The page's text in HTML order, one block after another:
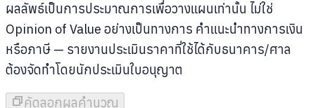
ผลลัพธ์เป็นการประมาณการเพื่อวางแผนเท่านั้น ไม่ใช่
Opinion of Value อย่างเป็นทางการ คำแนะนำทางการเงิน
หรือภาษี — รายงานประเมินราคาที่ใช้ได้กับธนาคาร/ศาล
ต้องจัดทำโดยนักประเมินใบอนุญาต
คัดลอกผลคำนวณ